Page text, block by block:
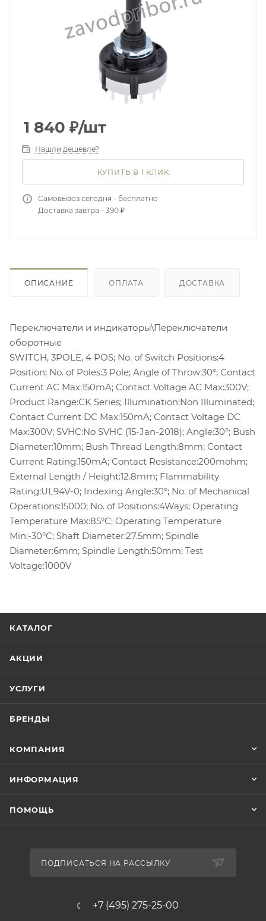
1 840 ₽/шт
Нашли дешевле?
КУПИТЬ В 1 КЛИК
Самовывоз сегодня - бесплатно
Доставка завтра - 390 ₽
ОПИСАНИЕ ОПЛАТА ДОСТАВКА
Переключатели и индикаторы\Переключатели
оборотные
SWITCH, 3POLE, 4 POS; No. of Switch Positions:4
Position; No. of Poles:3 Pole; Angle of Throw:30°; Contact
Current AC Max:150mA; Contact Voltage AC Max:300V;
Product Range:CK Series; Illumination:Non Illuminated;
Contact Current DC Max:150mA; Contact Voltage DC
Max:300V; SVHC:No SVHC (15-Jan-2018); Angle:30°; Bush
Diameter:10mm; Bush Thread Length:8mm; Contact
Current Rating:150mA; Contact Resistance:200mohm;
External Length / Height:12.8mm; Flammability
Rating:UL94V-0; Indexing Angle:30°; No. of Mechanical
Operations:15000; No. of Positions:4Ways; Operating
Temperature Max:85°C; Operating Temperature
Min:-30°C; Shaft Diameter:27.5mm; Spindle
Diameter:6mm; Spindle Length:50mm; Test
Voltage:1000V
КАТАЛОГ
АКЦИИ
УСЛУГИ
БРЕНДЫ
КОМПАНИЯ
ИНФОРМАЦИЯ
ПОМОЩЬ
ПОДПИСАТЬСЯ НА РАССЫЛКУ
+7 (495) 275-25-00